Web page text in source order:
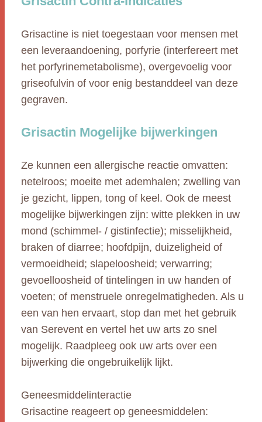
Grisactine is niet toegestaan voor mensen met
een leveraandoening, porfyrie (interfereert met
het porfyrinemetabolisme), overgevoelig voor
griseofulvin of voor enig bestanddeel van deze
gegraven.
Grisactin Mogelijke bijwerkingen
Ze kunnen een allergische reactie omvatten:
netelroos; moeite met ademhalen; zwelling van
je gezicht, lippen, tong of keel. Ook de meest
mogelijke bijwerkingen zijn: witte plekken in uw
mond (schimmel- / gistinfectie); misselijkheid,
braken of diarree; hoofdpijn, duizeligheid of
vermoeidheid; slapeloosheid; verwarring;
gevoelloosheid of tintelingen in uw handen of
voeten; of menstruele onregelmatigheden. Als u
een van hen ervaart, stop dan met het gebruik
van Serevent en vertel het uw arts zo snel
mogelijk. Raadpleeg ook uw arts over een
bijwerking die ongebruikelijk lijkt.
Geneesmiddelinteractie
Grisactine reageert op geneesmiddelen: